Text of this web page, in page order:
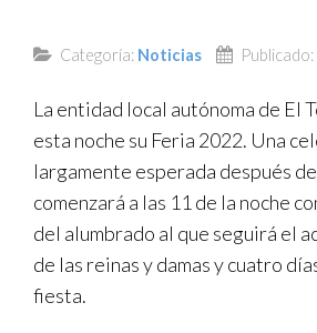
TRANSPARENCIA
Categoría: Noticias
La entidad local autónoma de El
esta noche su Feria 2022. Una
largamente esperada después
comenzará a las 11 de la noche
del alumbrado al que seguirá el
de las reinas y damas y cuatro
fiesta.